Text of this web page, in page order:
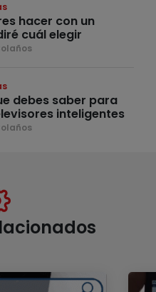
hacer con un
cuál elegir
debes saber para
inteligentes